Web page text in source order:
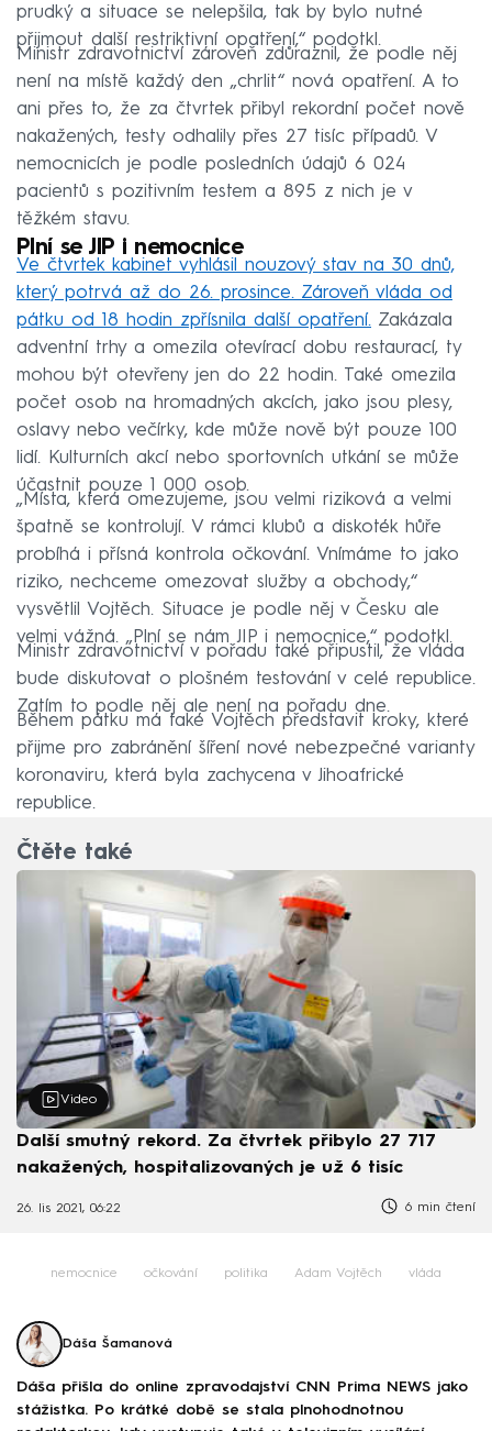
prudký a situace se nelepšila, tak by bylo nutné
přijmout další restriktivní opatření,“ podotkl.
Ministr zdravotnictví zároveň zdůraznil, že podle něj
není na místě každý den „chrlit“ nová opatření. A to
ani přes to, že za čtvrtek přibyl rekordní počet nově
nakažených, testy odhalily přes 27 tisíc případů. V
nemocnicích je podle posledních údajů 6 024
pacientů s pozitivním testem a 895 z nich je v
těžkém stavu.
Plní se JIP i nemocnice
Ve čtvrtek kabinet vyhlásil nouzový stav na 30 dnů,
který potrvá až do 26. prosince. Zároveň vláda od
pátku od 18 hodin zpřísnila další opatření. Zakázala
adventní trhy a omezila otevírací dobu restaurací, ty
mohou být otevřeny jen do 22 hodin. Také omezila
počet osob na hromadných akcích, jako jsou plesy,
oslavy nebo večírky, kde může nově být pouze 100
lidí. Kulturních akcí nebo sportovních utkání se může
účastnit pouze 1 000 osob.
„Místa, která omezujeme, jsou velmi riziková a velmi
špatně se kontrolují. V rámci klubů a diskoték hůře
probíhá i přísná kontrola očkování. Vnímáme to jako
riziko, nechceme omezovat služby a obchody,“
vysvětlil Vojtěch. Situace je podle něj v Česku ale
velmi vážná. „Plní se nám JIP i nemocnice,“ podotkl.
Ministr zdravotnictví v pořadu také připustil, že vláda
bude diskutovat o plošném testování v celé republice.
Zatím to podle něj ale není na pořadu dne.
Během pátku má také Vojtěch představit kroky, které
přijme pro zabránění šíření nové nebezpečné varianty
koronaviru, která byla zachycena v Jihoafrické
republice.
Čtěte také
Video
Další smutný rekord. Za čtvrtek přibylo 27 717
nakažených, hospitalizovaných je už 6 tisíc
26. lis 2021, 06:22 6 min čtení
nemocnice očkování politika Adam Vojtěch vláda
Dáša Šamanová
Dáša přišla do online zpravodajství CNN Prima NEWS jako
stážistka. Po krátké době se stala plnohodnotnou